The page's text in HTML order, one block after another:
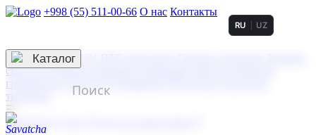
+998 (55) 511-00-66 О нас Контакты
3D гравировка
смолой (Doming)
гравировка твердая
тиснение
RU UZ
☰
Контакты
Каталог